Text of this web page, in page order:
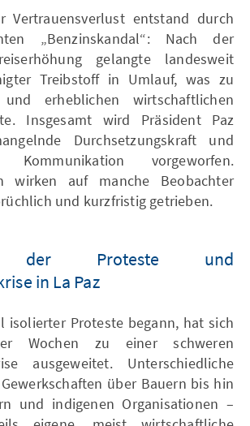
Vertrauensverlust entstand durch
„Benzinskandal“: Nach der
gelangte landesweit
Treibstoff in Umlauf, was zu
und erheblichen wirtschaftlichen
Insgesamt wird Präsident Paz
Durchsetzungskraft und
Kommunikation vorgeworfen.
wirken auf manche Beobachter
und kurzfristig getrieben.
der Proteste und
in La Paz
isolierter Proteste begann, hat sich
Wochen zu einer schweren
ausgeweitet. Unterschiedliche
über Bauern bis hin
und indigenen Organisationen –